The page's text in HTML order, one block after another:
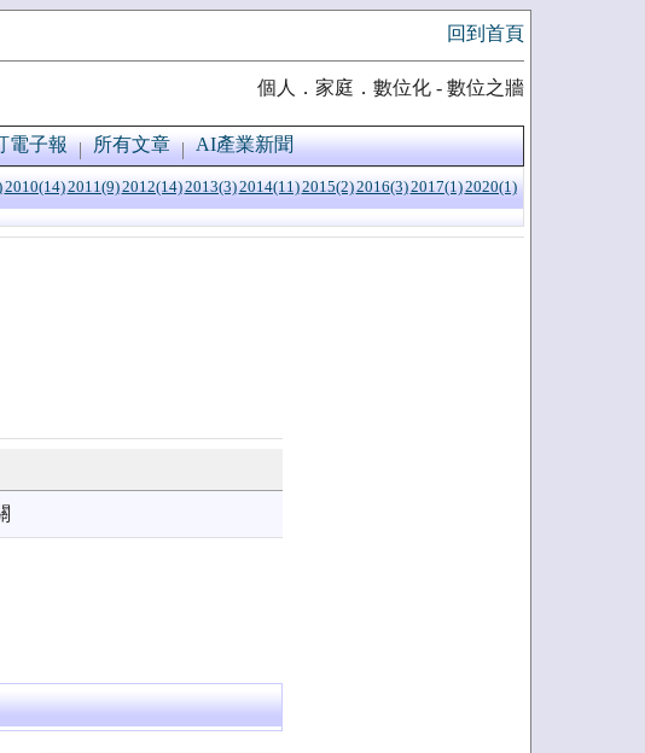
回到首頁
個人．家庭．數位化 - 數位之牆
電子報 所有文章 AI產業新聞
2010(14)2011(9)2012(14)2013(3)2014(11)2015(2)2016(3)2017(1)2020(1)